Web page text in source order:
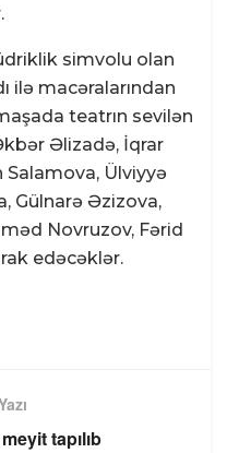
simvolu olan
ilə macəralarından
teatrın sevilən
Əlizadə, İqrar
Salamova, Ülviyyə
Gülnarə Əzizova,
Novruzov, Fərid
edəcəklər.
tapılıb